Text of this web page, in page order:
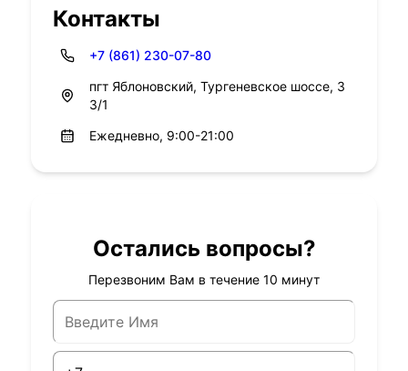
Контакты
+7 (861) 230-07-80
пгт Яблоновский, Тургеневское шоссе, 3
3/1
Ежедневно, 9:00-21:00
Остались вопросы?
Перезвоним Вам в течение 10 минут